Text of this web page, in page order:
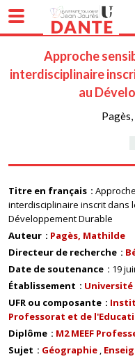
Approche
interdisciplinaire
au
Titre en français
interdisciplinaire inscrit dans
Développement Durable
Auteur
Pagès, Mathilde
Directeur de recherche
Date de soutenance
19
Établissement
Université
UFR ou composante
Professorat et de
Diplôme
M2 MEEF
Sujet
Géographie